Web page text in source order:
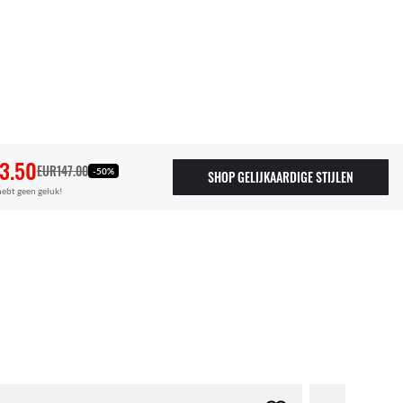
EUR147.00 -50%
geen geluk!
SHOP GELIJKAARDIGE STIJLEN